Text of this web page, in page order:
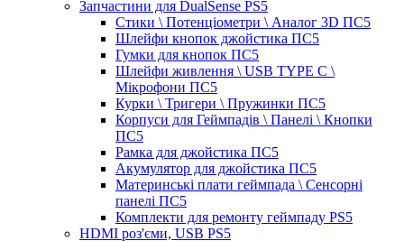
Запчастини для DualSense PS5
Стики \ Потенціометри \ Аналог 3D ПС5
Шлейфи кнопок джойстика ПС5
Гумки для кнопок ПС5
Шлейфи живлення \ USB TYPE C \
Мікрофони ПС5
Курки \ Тригери \ Пружинки ПС5
Корпуси для Геймпадів \ Панелі \ Кнопки
ПС5
Рамка для джойстика ПС5
Акумулятор для джойстика ПС5
Материнські плати геймпада \ Сенсорні
панелі ПС5
Комплекти для ремонту геймпаду PS5
HDMI роз'єми, USB PS5